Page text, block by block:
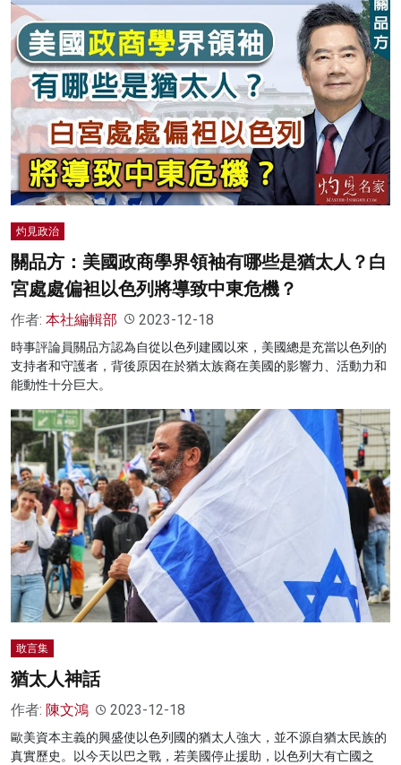
灼見政治
關品方：美國政商學界領袖有哪些是猶太人？白
宮處處偏袒以色列將導致中東危機？
作者: 本社編輯部 2023-12-18
時事評論員關品方認為自從以色列建國以來，美國總是充當以色列的
支持者和守護者，背後原因在於猶太族裔在美國的影響力、活動力和
能動性十分巨大。
敢言集
猶太人神話
作者: 陳文鴻 2023-12-18
歐美資本主義的興盛使以色列國的猶太人強大，並不源自猶太民族的
真實歷史。以今天以巴之戰，若美國停止援助，以色列大有亡國之